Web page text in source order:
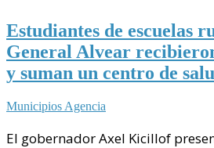
Estudiantes de escuelas
General Alvear
y suman un centro de
Municipios Agencia
El gobernador Axel Kicillof